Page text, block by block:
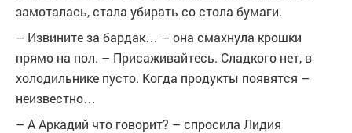
замоталась, стала убирать со стола бумаги.
– Извините за бардак… – она смахнула крошки
прямо на пол. – Присаживайтесь. Сладкого нет, в
холодильнике пусто. Когда продукты появятся –
неизвестно…
– А Аркадий что говорит? – спросила Лидия